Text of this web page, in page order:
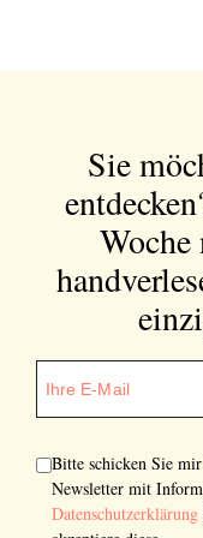
Sie
Woche
Bitte schicken Sie
Newsletter mit
Datenschutzerklärung